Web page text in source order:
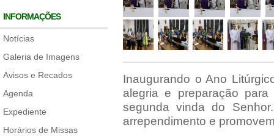
INFORMAÇÕES
Notícias
Galeria de Imagens
Avisos e Recados
Agenda
Expediente
Horários de Missas
Inaugurando o Ano
alegria e preparação
segunda vinda do
arrependimento e